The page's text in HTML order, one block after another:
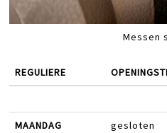
Messen
REGULIERE
MAANDAG gesloten